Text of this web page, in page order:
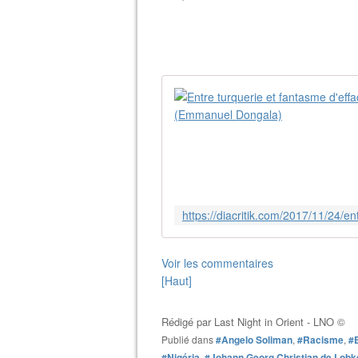
Voir les commentaires
[Haut]
Rédigé par Last Night in Orient - LNO ©
Publié dans#Angelo Soliman, #Racisme,